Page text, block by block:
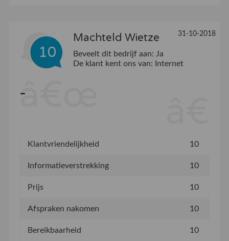
10
Machteld Wietze 31-10-2018
Beveelt dit bedrijf aan: Ja
De klant kent ons van:
Internet
-
Klantvriendelijkheid 10
Informatieverstrekking 10
Prijs 10
Afspraken nakomen 10
Bereikbaarheid 10